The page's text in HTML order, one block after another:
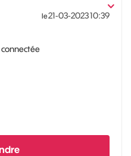
le‎21-03-202310:39